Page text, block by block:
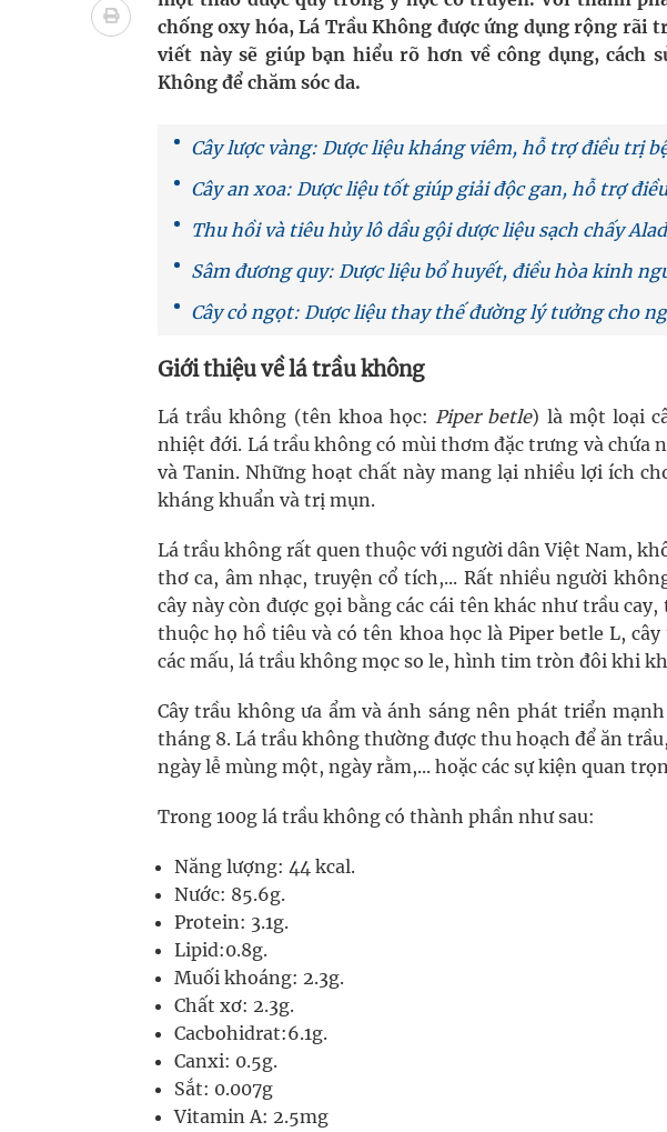
Ung thư thận: Nguy hiểm vì tiến triển quá âm thầm
Nhiều chuỗi hoạt động lớn được diễn ra tại Lễ hội sầu riêng 2026
Lâm Đồng: Quyết tâm đưa sân bay Liên Khương trở lại khai thác vào
Quan Bằng Chứng Dược Lý Và Cơ Chế Phân Tử
Xây dựng bản đồ mạng lưới cấp cứu ngoại viện toàn quốc
chống oxy hóa, Lá Trầu Không được ứng dụng rộng rãi
viết này sẽ giúp bạn hiểu rõ hơn về công dụng, cách
Không để chăm sóc da.
Cây lược vàng: Dược liệu kháng viêm, hỗ trợ điều trị
Cây an xoa: Dược liệu tốt giúp giải độc gan, hỗ trợ
Thu hồi và tiêu hủy lô dầu gội dược liệu sạch chấy
Sâm đương quy: Dược liệu bổ huyết, điều hòa kinh
Cây cỏ ngọt: Dược liệu thay thế đường lý tưởng cho
Giới thiệu về lá trầu không
Lá trầu không (tên khoa học: Piper betle) là một loại
nhiệt đới. Lá trầu không có mùi thơm đặc trưng và chứa
và Tanin. Những hoạt chất này mang lại nhiều lợi ích
kháng khuẩn và trị mụn.
Lá trầu không rất quen thuộc với người dân Việt Nam,
thơ ca, âm nhạc, truyện cổ tích,... Rất nhiều người
cây này còn được gọi bằng các cái tên khác như trầu
thuộc họ hồ tiêu và có tên khoa học là Piper betle L,
các mấu, lá trầu không mọc so le, hình tim tròn đôi khi
Cây trầu không ưa ẩm và ánh sáng nên phát triển
tháng 8. Lá trầu không thường được thu hoạch để ăn
ngày lễ mùng một, ngày rằm,... hoặc các sự kiện quan
Trong 100g lá trầu không có thành phần như sau:
Năng lượng: 44 kcal.
Nước: 85.6g.
Protein: 3.1g.
Lipid:0.8g.
Muối khoáng: 2.3g.
Chất xơ: 2.3g.
Cacbohidrat:6.1g.
Canxi: 0.5g.
Sắt: 0.007g
Vitamin A: 2.5mg